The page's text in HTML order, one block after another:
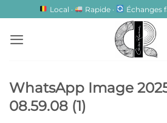
contenu
Local · Rapide · Échanges
WhatsApp Image
08.59.08 (1)